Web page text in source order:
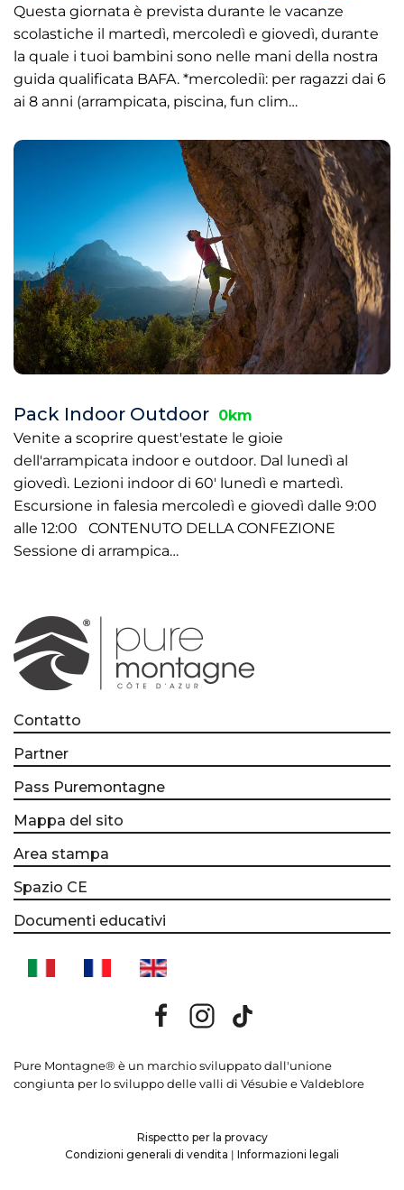
Questa giornata è prevista durante le vacanze
scolastiche il martedì, mercoledì e giovedì, durante
la quale i tuoi bambini sono nelle mani della nostra
guida qualificata BAFA. *mercolediì: per ragazzi dai 6
ai 8 anni (arrampicata, piscina, fun clim…
Pack Indoor Outdoor 0km
Venite a scoprire quest'estate le gioie
dell'arrampicata indoor e outdoor. Dal lunedì al
giovedì. Lezioni indoor di 60' lunedì e martedì.
Escursione in falesia mercoledì e giovedì dalle 9:00
alle 12:00 CONTENUTO DELLA CONFEZIONE
Sessione di arrampica…
Contatto
Partner
Pass Puremontagne
Mappa del sito
Area stampa
Spazio CE
Documenti educativi
Pure Montagne® è un marchio sviluppato dall'unione
congiunta per lo sviluppo delle valli di Vésubie e Valdeblore
Rispectto per la provacy
Condizioni generali di vendita | Informazioni legali